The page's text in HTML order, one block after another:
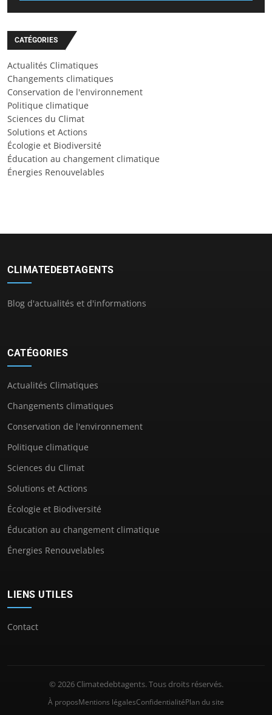
CATÉGORIES
Actualités Climatiques
Changements climatiques
Conservation de l'environnement
Politique climatique
Sciences du Climat
Solutions et Actions
Écologie et Biodiversité
Éducation au changement climatique
Énergies Renouvelables
CLIMATEDEBTAGENTS
Blog d'actualités et d'informations
CATÉGORIES
Actualités Climatiques
Changements climatiques
Conservation de l'environnement
Politique climatique
Sciences du Climat
Solutions et Actions
Écologie et Biodiversité
Éducation au changement climatique
Énergies Renouvelables
LIENS UTILES
Contact
© 2026 Climatedebtagents. Tous droits réservés.
À proposMentions légalesConfidentialitéPlan du site